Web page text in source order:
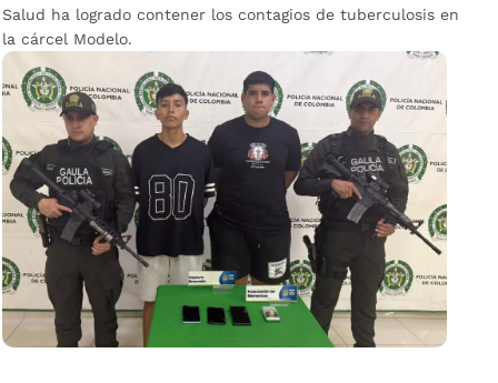
Salud ha logrado contener los contagios de tuberculosis en
la cárcel Modelo.